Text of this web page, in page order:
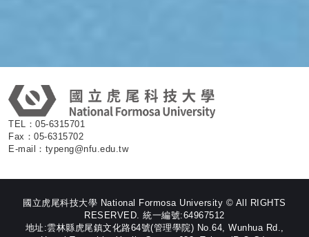
TEL：05-6315701
Fax：05-6315702
E-mail：typeng@nfu.edu.tw
國立虎尾科技大學 National Formosa University © All RIGHTS
RESERVED. 統一編號:64967512
地址:雲林縣虎尾鎮文化路64號(管理學院) No.64, Wunhua Rd.,